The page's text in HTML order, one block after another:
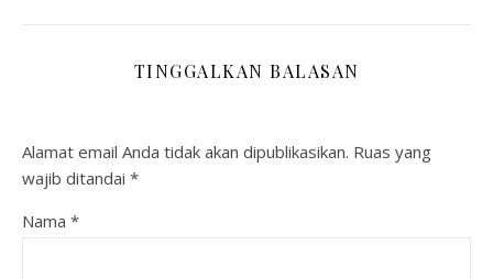
TINGGALKAN BALASAN
Alamat email Anda tidak akan dipublikasikan. Ruas yang
wajib ditandai *
Nama *